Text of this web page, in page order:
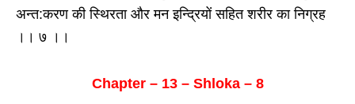
अन्त:करण की स्थिरता और मन इन्द्रियों सहित शरीर का निग्रह
।। ७ ।।
Chapter – 13 – Shloka – 8